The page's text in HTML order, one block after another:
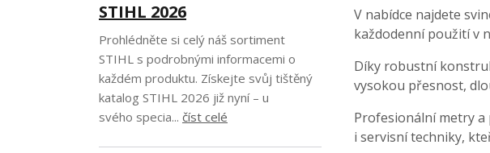
V nabídce najdete
každodenní použití v
Díky robustní
vysokou přesnost,
Profesionální metry
i servisní techniky,
STIHL 2026
Prohlédněte si celý náš sortiment
STIHL s podrobnými informacemi o
každém produktu. Získejte svůj tištěný
katalog STIHL 2026 již nyní – u
svého specia... číst celé